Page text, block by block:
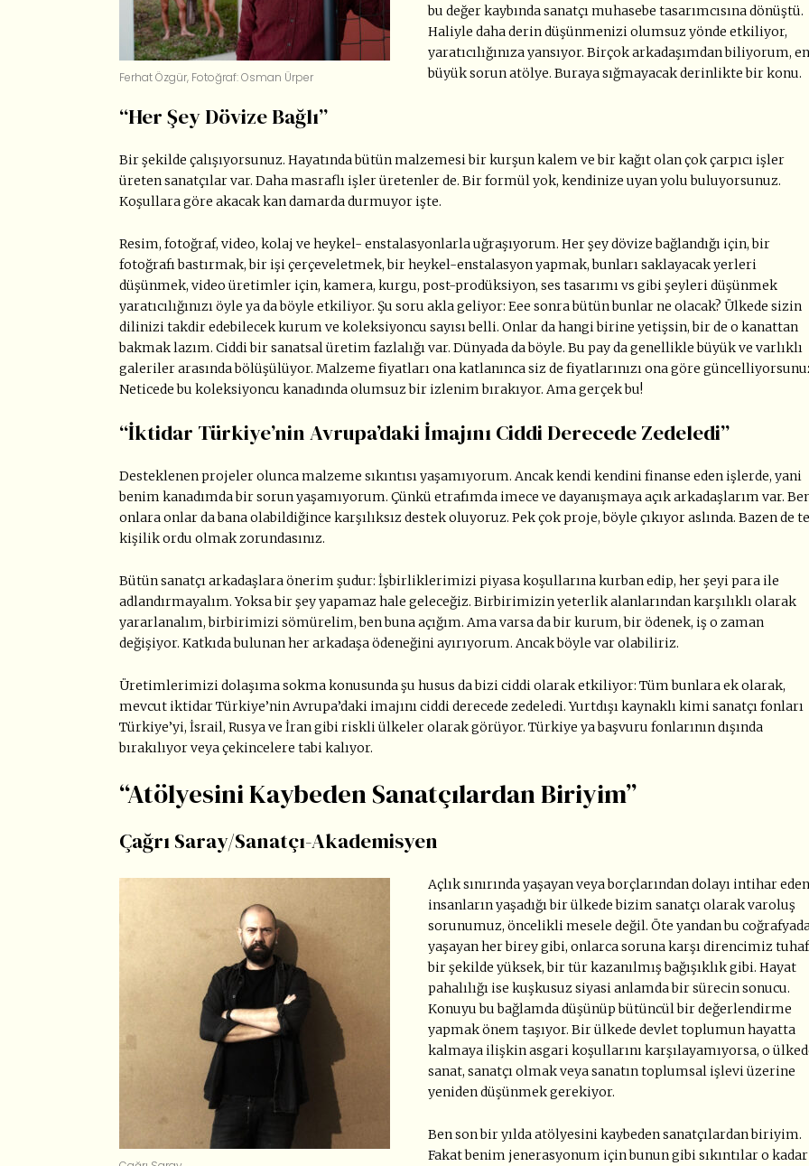
Ferhat Özgür, Fotoğraf: Osman Ürper
bu değer kaybında sanatçı muhasebe tasarımcısına dönüştü.
Haliyle daha derin düşünmenizi olumsuz yönde etkiliyor,
yaratıcılığınıza yansıyor. Birçok arkadaşımdan biliyorum, en
büyük sorun atölye. Buraya sığmayacak derinlikte bir konu.
“Her Şey Dövize Bağlı”
Bir şekilde çalışıyorsunuz. Hayatında bütün malzemesi bir kurşun kalem ve bir kağıt olan çok çarpıcı işler
üreten sanatçılar var. Daha masraflı işler üretenler de. Bir formül yok, kendinize uyan yolu buluyorsunuz.
Koşullara göre akacak kan damarda durmuyor işte.
Resim, fotoğraf, video, kolaj ve heykel- enstalasyonlarla uğraşıyorum. Her şey dövize bağlandığı için, bir
fotoğrafı bastırmak, bir işi çerçeveletmek, bir heykel-enstalasyon yapmak, bunları saklayacak yerleri
düşünmek, video üretimler için, kamera, kurgu, post-prodüksiyon, ses tasarımı vs gibi şeyleri düşünmek
yaratıcılığınızı öyle ya da böyle etkiliyor. Şu soru akla geliyor: Eee sonra bütün bunlar ne olacak? Ülkede sizin
dilinizi takdir edebilecek kurum ve koleksiyoncu sayısı belli. Onlar da hangi birine yetişsin, bir de o kanattan
bakmak lazım. Ciddi bir sanatsal üretim fazlalığı var. Dünyada da böyle. Bu pay da genellikle büyük ve varlıklı
galeriler arasında bölüşülüyor. Malzeme fiyatları ona katlanınca siz de fiyatlarınızı ona göre
Neticede bu koleksiyoncu kanadında olumsuz bir izlenim bırakıyor. Ama gerçek bu!
“İktidar Türkiye’nin Avrupa’daki İmajını Ciddi Derecede Zedeledi”
Desteklenen projeler olunca malzeme sıkıntısı yaşamıyorum. Ancak kendi kendini finanse eden işlerde, yani
benim kanadımda bir sorun yaşamıyorum. Çünkü etrafımda imece ve dayanışmaya açık arkadaşlarım var.
onlara onlar da bana olabildiğince karşılıksız destek oluyoruz. Pek çok proje, böyle çıkıyor aslında. Bazen de
kişilik ordu olmak zorundasınız.
Bütün sanatçı arkadaşlara önerim şudur: İşbirliklerimizi piyasa koşullarına kurban edip, her şeyi para ile
adlandırmayalım. Yoksa bir şey yapamaz hale geleceğiz. Birbirimizin yeterlik alanlarından karşılıklı olarak
yararlanalım, birbirimizi sömürelim, ben buna açığım. Ama varsa da bir kurum, bir ödenek, iş o zaman
değişiyor. Katkıda bulunan her arkadaşa ödeneğini ayırıyorum. Ancak böyle var olabiliriz.
Üretimlerimizi dolaşıma sokma konusunda şu husus da bizi ciddi olarak etkiliyor: Tüm bunlara ek olarak,
mevcut iktidar Türkiye’nin Avrupa’daki imajını ciddi derecede zedeledi. Yurtdışı kaynaklı kimi sanatçı fonları
Türkiye’yi, İsrail, Rusya ve İran gibi riskli ülkeler olarak görüyor. Türkiye ya başvuru fonlarının dışında
bırakılıyor veya çekincelere tabi kalıyor.
“Atölyesini Kaybeden Sanatçılardan Biriyim”
Çağrı Saray/Sanatçı-Akademisyen
Açlık sınırında yaşayan veya borçlarından dolayı intihar eden
insanların yaşadığı bir ülkede bizim sanatçı olarak varoluş
sorunumuz, öncelikli mesele değil. Öte yandan bu
yaşayan her birey gibi, onlarca soruna karşı direncimiz tuhaf
bir şekilde yüksek, bir tür kazanılmış bağışıklık gibi. Hayat
pahalılığı ise kuşkusuz siyasi anlamda bir sürecin sonucu.
Konuyu bu bağlamda düşünüp bütüncül bir değerlendirme
yapmak önem taşıyor. Bir ülkede devlet toplumun hayatta
kalmaya ilişkin asgari koşullarını karşılayamıyorsa, o
sanat, sanatçı olmak veya sanatın toplumsal işlevi üzerine
yeniden düşünmek gerekiyor.
Ben son bir yılda atölyesini kaybeden sanatçılardan biriyim.
Fakat benim jenerasyonum için bunun gibi sıkıntılar o kadar